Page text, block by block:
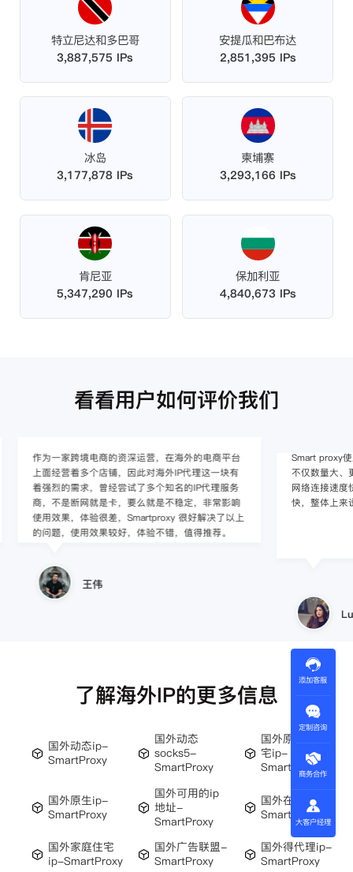
特立尼达和多巴哥
3,887,575 IPs
安提瓜和巴布达
2,851,395 IPs
冰岛
3,177,878 IPs
柬埔寨
3,293,166 IPs
肯尼亚
5,347,290 IPs
保加利亚
4,840,673 IPs
看看用户如何评价我们
作为一家跨境电商的资深运营，在海外的电商平台
上面经营着多个店铺，因此对海外IP代理这一块有
着强烈的需求，曾经尝试了多个知名的IP代理服务
商，不是断网就是卡，要么就是不稳定，非常影响
使用效果，体验很差，Smartproxy 很好解决了以上
的问题，使用效果较好，体验不错，值得推荐。
王伟
Smart proxy使
不仅数量大、更
网络连接速度
快，整体上来说
了解海外IP的更多信息
国外动态ip-
SmartProxy
国外动态
socks5-
SmartProxy
国外原生态住
宅ip-
SmartProxy
国外原生ip-
SmartProxy
国外可用的ip
地址-
SmartProxy
国外在线代理-
SmartProxy
国外家庭住宅
ip-SmartProxy
国外广告联盟-
SmartProxy
国外得代理ip-
SmartProxy
添加客服
定制咨询
商务合作
大客户经理